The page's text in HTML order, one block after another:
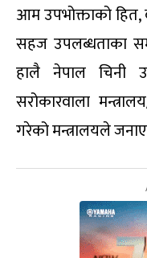
आम उपभोक्ताको हित,
सहज उपलब्धताका
हालै नेपाल चिनी
सरोकारवाला
गरेको मन्त्रालयले